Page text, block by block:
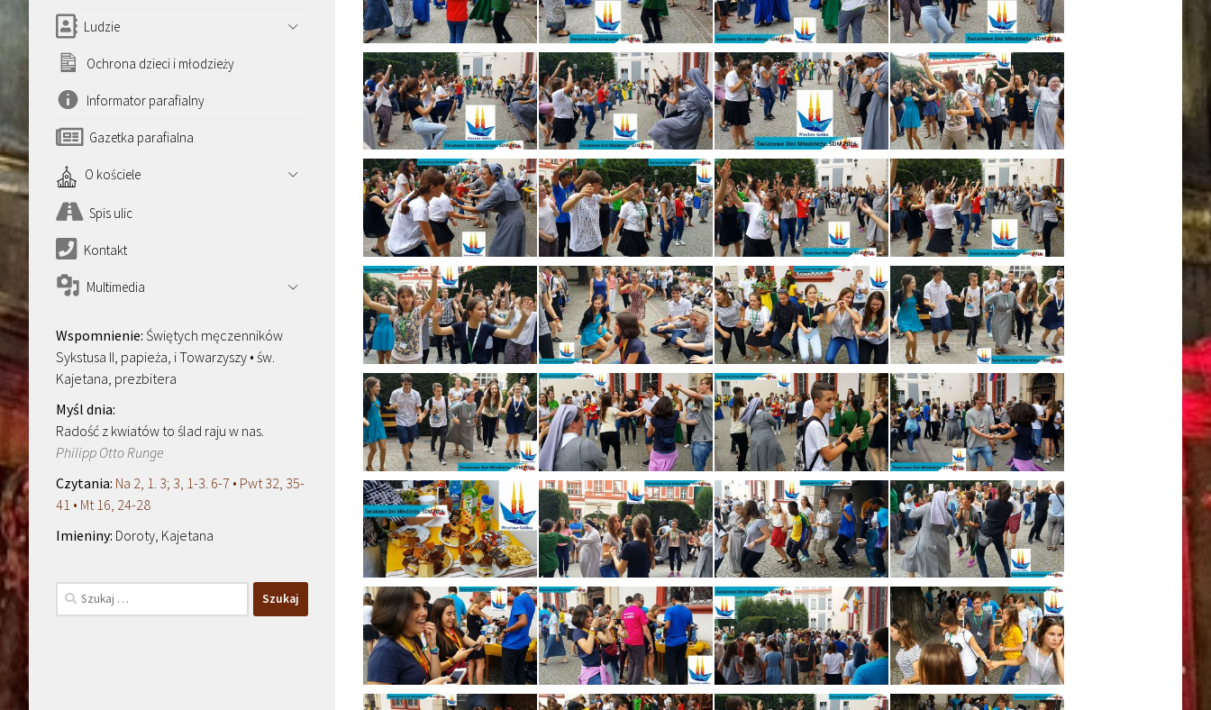
Ludzie
Ochrona dzieci i młodzieży
Informator parafialny
Gazetka parafialna
O kościele
Spis ulic
Kontakt
Multimedia
Świętych męczenników
Sykstusa II, papieża, i Towarzyszy • św.
Kajetana, prezbitera
Radość z kwiatów to ślad raju w nas.
Philipp Otto Runge
Na 2, 1. 3; 3, 1-3. 6-7 • Pwt 32, 35-
41 • Mt 16, 24-28
Doroty, Kajetana
Szukaj: